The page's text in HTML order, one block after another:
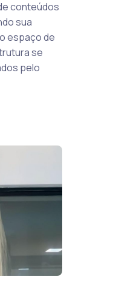
conteúdos
sua
espaço de
se
pelo